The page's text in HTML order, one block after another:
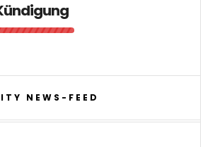
NEWS-FEED